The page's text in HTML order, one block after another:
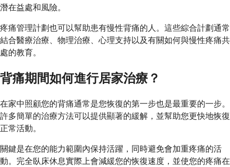
潛在益處和風險。
疼痛管理計劃也可以幫助患有慢性背痛的人。這些綜合計劃通常
結合醫療治療、物理治療、心理支持以及有關如何與慢性疼痛共
處的教育。
背痛期間如何進行居家治療？
在家中照顧您的背痛通常是您恢復的第一步也是最重要的一步。
許多簡單的治療方法可以提供顯著的緩解，並幫助您更快地恢復
正常活動。
關鍵是在您的能力範圍內保持活躍，同時避免會加重疼痛的活
動。完全臥床休息實際上會減緩您的恢復速度，並使您的疼痛在